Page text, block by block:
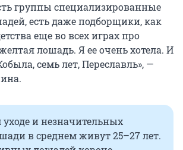
группы специализированные
есть даже подборщики, как
еще во всех играх про
лошадь. Я ее очень хотела. И
семь лет, Переславль», —
и незначительных
в среднем живут 25–27 лет.